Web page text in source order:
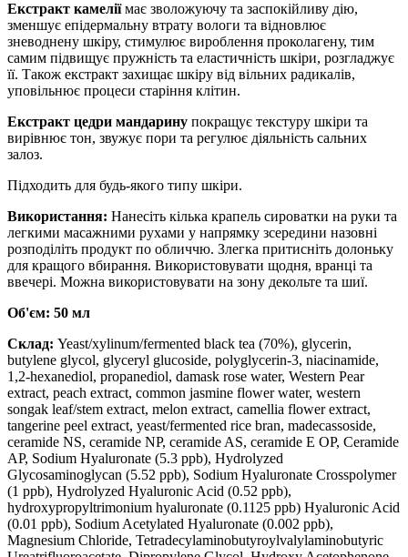
Екстракт камеліїмає зволожуючу та заспокійливу дію,
зменшує епідермальну втрату вологи та відновлює
зневоднену шкіру, стимулює вироблення проколагену, тим
самим підвищує пружність та еластичність шкіри, розгладжує
її. Також екстракт захищає шкіру від вільних радикалів,
уповільнює процеси старіння клітин.
Екстракт цедри мандарину покращує текстуру шкіри та
вирівнює тон, звужує пори та регулює діяльність сальних
залоз.
Підходить для будь-якого типу шкіри.
Використання: Нанесіть кілька крапель сироватки на руки та
легкими масажними рухами у напрямку зсередини назовні
розподіліть продукт по обличчю. Злегка притисніть долоньку
для кращого вбирання. Використовувати щодня, вранці та
ввечері. Можна використовувати на зону декольте та шиї.
Об'єм: 50 мл
Склад: Yeast/xylinum/fermented black tea (70%), glycerin,
butylene glycol, glyceryl glucoside, polyglycerin-3, niacinamide,
1,2-hexanediol, propanediol, damask rose water, Western Pear
extract, peach extract, common jasmine flower water, western
songak leaf/stem extract, melon extract, camellia flower extract,
tangerine peel extract, yeast/fermented rice bran, madecassoside,
ceramide NS, ceramide NP, ceramide AS, ceramide E OP, Ceramide
AP, Sodium Hyaluronate (5.3 ppb), Hydrolyzed
Glycosaminoglycan (5.52 ppb), Sodium Hyaluronate Crosspolymer
(1 ppb), Hydrolyzed Hyaluronic Acid (0.52 ppb),
hydroxypropyltrimonium hyaluronate (0.1125 ppb) Hyaluronic Acid
(0.01 ppb), Sodium Acetylated Hyaluronate (0.002 ppb),
Magnesium Chloride, Tetradecylaminobutyroylvalylaminobutyric